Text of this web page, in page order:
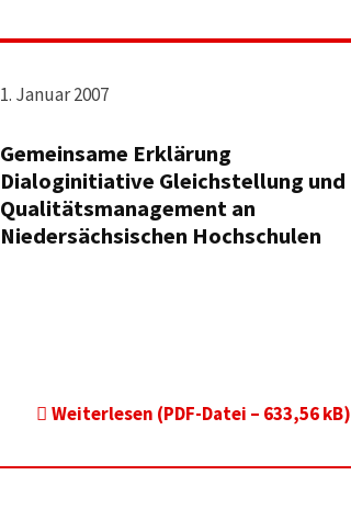
1. Januar 2007
Gemeinsame Erklärung
Dialoginitiative Gleichstellung und
Qualitätsmanagement an
Niedersächsischen Hochschulen
Weiterlesen (PDF-Datei – 633,56 kB)